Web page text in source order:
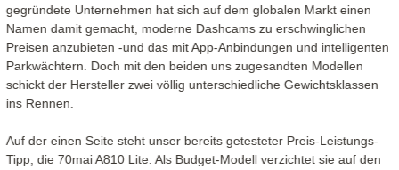
gegründete Unternehmen hat sich auf dem globalen Markt einen
Namen damit gemacht, moderne Dashcams zu erschwinglichen
Preisen anzubieten -und das mit App-Anbindungen und intelligenten
Parkwächtern. Doch mit den beiden uns zugesandten Modellen
schickt der Hersteller zwei völlig unterschiedliche Gewichtsklassen
ins Rennen.
Auf der einen Seite steht unser bereits getesteter Preis-Leistungs-
Tipp, die 70mai A810 Lite. Als Budget-Modell verzichtet sie auf den